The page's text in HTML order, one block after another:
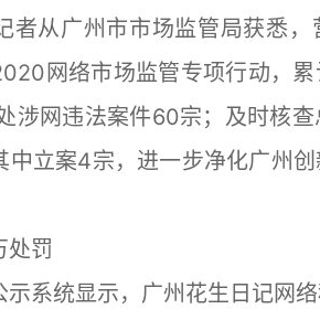
者从广州市市场监管局获悉，
网络市场监管专项行动，
涉网违法案件60宗；及时核
立案4宗，进一步净化广州
罚
统显示，广州花生日记网络